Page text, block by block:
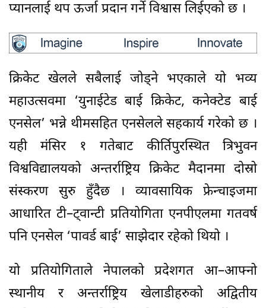
प्यानलाई थप ऊर्जा प्रदान गर्ने विश्वास लिईएको छ ।
क्रिकेट खेलले सबैलाई जोड्ने भएकाले यो भव्य
महाउत्सवमा ‘युनाईटेड बाई क्रिकेट, कनेक्टेड बाई
एनसेल’ भन्ने थीमसहित एनसेलले सहकार्य गरेको छ ।
यही मंसिर १ गतेबाट कीर्तिपुरस्थित त्रिभुवन
विश्वविद्यालयको अन्तर्राष्ट्रिय क्रिकेट मैदानमा दोस्रो
संस्करण सुरु हुँदैछ । व्यावसायिक फ्रेन्चाइजमा
आधारित टी–ट्वान्टी प्रतियोगिता एनपीएलमा गतवर्ष
पनि एनसेल ‘पावर्ड बाई’ साझेदार रहेको थियो ।
यो प्रतियोगिताले नेपालको प्रदेशगत आ–आफ्नो
स्थानीय र अन्तर्राष्ट्रिय खेलाडीहरुको अद्वितीय